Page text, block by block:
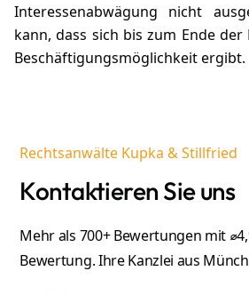
Interessenabwägung nicht
kann, dass sich bis zum Ende
Beschäftigungsmöglichkeit ergibt.
Rechtsanwälte Kupka & Stillfried
Kontaktieren Sie uns
Mehr als 700+ Bewertungen mit
Bewertung. Ihre Kanzlei aus